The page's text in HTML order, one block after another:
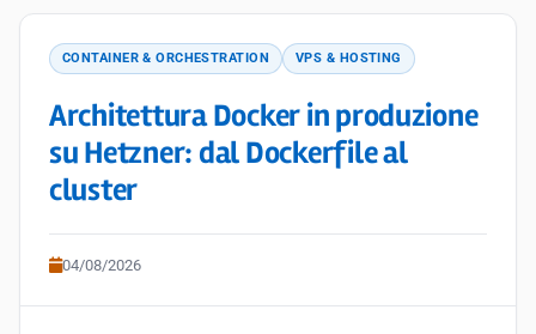
CONTAINER & ORCHESTRATION VPS & HOSTING
Architettura Docker in produzione
su Hetzner: dal Dockerfile al
cluster
04/08/2026